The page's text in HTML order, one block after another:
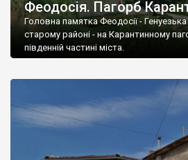
Феодосія. Пагорб
Головна памятка Феодосії -
старому районі - на Карантинному
південній частині міста.